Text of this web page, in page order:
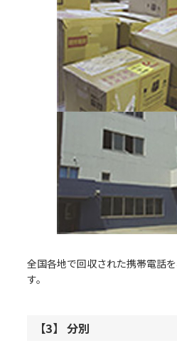
全国各地で回収された携帯電話
す。
【3】 分別